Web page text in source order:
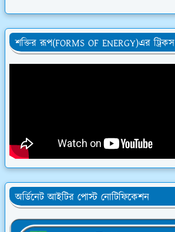
শক্তির রূপ(FORMS OF ENERGY)এর ট্রিকস
অর্ডিনেট আইটির পোস্ট নোটিফিকেশন